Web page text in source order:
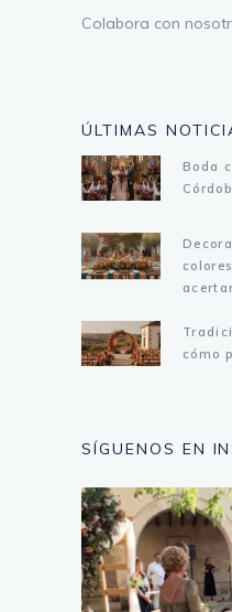
Colabora con
ÚLTIMAS
Boda
acertar
cómo
SÍGUENOS EN